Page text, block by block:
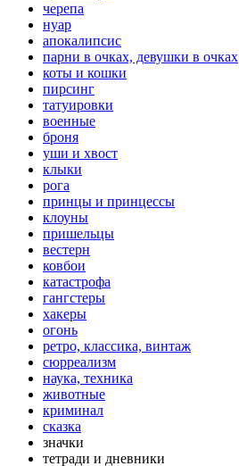
черепа
нуар
апокалипсис
парни в очках, девушки в очках
коты и кошки
пирсинг
татуировки
военные
броня
уши и хвост
клыки
рога
принцы и принцессы
клоуны
пришельцы
вестерн
ковбои
катастрофа
гангстеры
хакеры
огонь
ретро, классика, винтаж
сюрреализм
наука, техника
животные
криминал
сказка
значки
тетради и дневники